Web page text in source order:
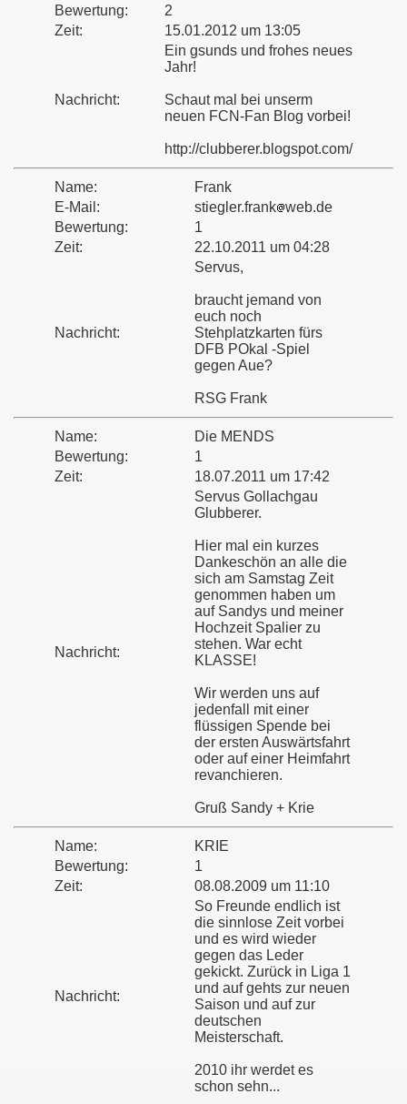
Bewertung:
2
Zeit:
15.01.2012 um 13:05
Nachricht:
Ein gsunds und frohes neues
Jahr!
Schaut mal bei unserm
neuen FCN-Fan Blog vorbei!
http://clubberer.blogspot.com/
Name:
Frank
E-Mail:
stiegler.frank web.de
Bewertung:
1
Zeit:
22.10.2011 um 04:28
Nachricht:
Servus,
braucht jemand von
euch noch
Stehplatzkarten fürs
DFB POkal -Spiel
gegen Aue?
RSG Frank
Name:
Die MENDS
Bewertung:
1
Zeit:
18.07.2011 um 17:42
Nachricht:
Servus Gollachgau
Glubberer.
Hier mal ein kurzes
Dankeschön an alle die
sich am Samstag Zeit
genommen haben um
auf Sandys und meiner
Hochzeit Spalier zu
stehen. War echt
KLASSE!
Wir werden uns auf
jedenfall mit einer
flüssigen Spende bei
der ersten Auswärtsfahrt
oder auf einer Heimfahrt
revanchieren.
Gruß Sandy + Krie
Name:
KRIE
Bewertung:
1
Zeit:
08.08.2009 um 11:10
Nachricht:
So Freunde endlich ist
die sinnlose Zeit vorbei
und es wird wieder
gegen das Leder
gekickt. Zurück in Liga 1
und auf gehts zur neuen
Saison und auf zur
deutschen
Meisterschaft.
2010 ihr werdet es
schon sehn...